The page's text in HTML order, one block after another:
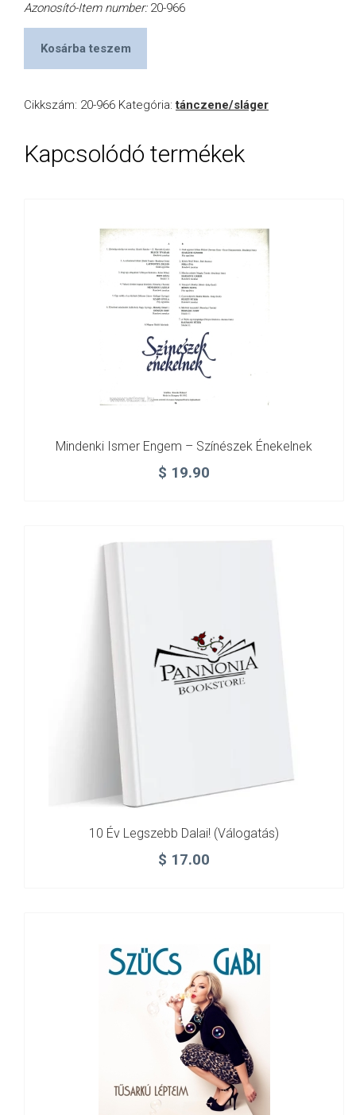
Azonosító-Item number: 20-966
Kosárba teszem
Cikkszám: 20-966 Kategória:tánczene/sláger
Kapcsolódó termékek
Mindenki Ismer Engem – Színészek Énekelnek
$ 19.90
10 Év Legszebb Dalai! (válogatás)
$ 17.00